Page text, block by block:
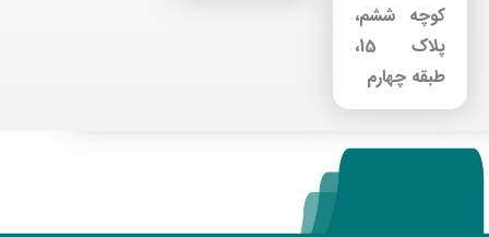
کوچه ششم،
پلاک 15،
طبقه چهارم